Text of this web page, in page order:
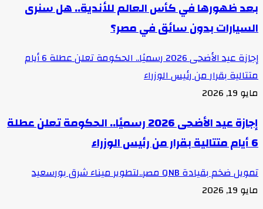
بعد ظهورها في كأس العالم للأندية.. هل سنرى
السيارات بدون سائق في مصر؟
إجازة عيد الأضحى 2026 رسميًا.. الحكومة تعلن عطلة 6 أيام
متتالية بقرار من رئيس الوزراء
مايو 19, 2026
إجازة عيد الأضحى 2026 رسميًا.. الحكومة تعلن عطلة
6 أيام متتالية بقرار من رئيس الوزراء
تمويل ضخم بقيادة QNB مصر..لتطوير ميناء شرق بورسعيد
مايو 19, 2026